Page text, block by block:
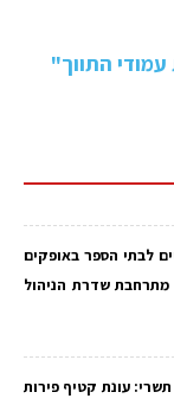
התווך"
לבתי הספר באופקים
שדרת הניהול
עונת קטיף פירות